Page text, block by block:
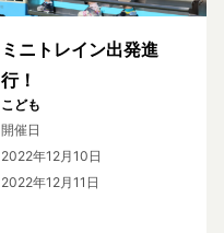
ミニトレイン出発進
行！
こども
開催日
2022年12月10日
2022年12月11日